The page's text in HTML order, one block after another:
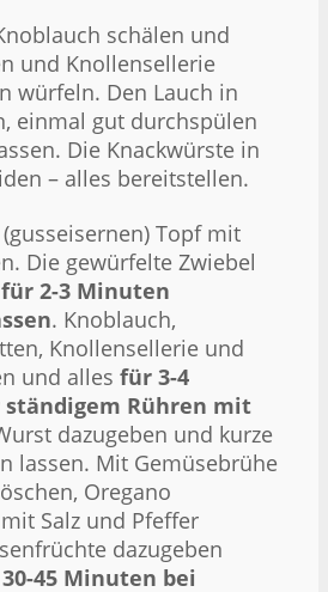
schälen und
und Knollensellerie
würfeln. Den Lauch in
einmal gut durchspülen
Die Knackwürste in
– alles bereitstellen.
Topf mit
Die gewürfelte Zwiebel
für 2-3 Minuten
. Knoblauch,
Knollensellerie und
und alles für 3-4
Rühren mit
dazugeben und kurze
lassen. Mit Gemüsebrühe
Oregano
Salz und Pfeffer
dazugeben
45 Minuten bei